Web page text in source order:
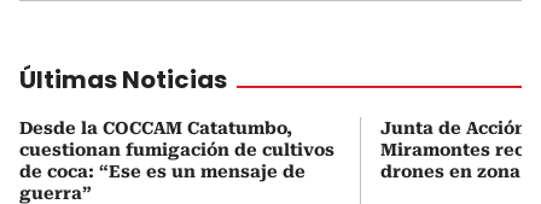
Últimas Noticias
Desde la COCCAM Catatumbo,
cuestionan fumigación de cultivos
de coca: “Ese es un mensaje de
guerra”
Junta de Acción
Miramontes
drones en zona